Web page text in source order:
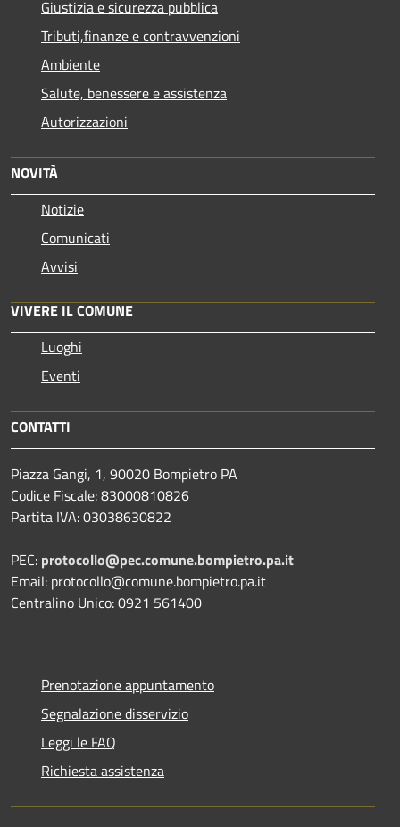
Giustizia e sicurezza pubblica
Tributi,finanze e contravvenzioni
Ambiente
Salute, benessere e assistenza
Autorizzazioni
NOVITÀ
Notizie
Comunicati
Avvisi
VIVERE IL COMUNE
Luoghi
Eventi
CONTATTI
Piazza Gangi, 1, 90020 Bompietro PA
Codice Fiscale: 83000810826
Partita IVA: 03038630822
PEC: protocollo@pec.comune.bompietro.pa.it
Email: protocollo@comune.bompietro.pa.it
Centralino Unico: 0921 561400
Prenotazione appuntamento
Segnalazione disservizio
Leggi le FAQ
Richiesta assistenza